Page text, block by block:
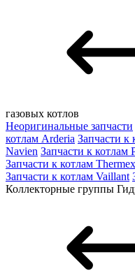
газовых котлов
Неоригинальные запчасти
котлам Arderia Запчасти к
Navien Запчасти к котлам
Запчасти к котлам Thermex
Запчасти к котлам Vaillant
Коллекторные группы